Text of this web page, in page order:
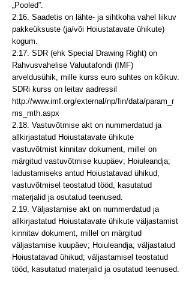
„Pooled”.
2.16. Saadetis on lähte- ja sihtkoha vahel liikuv
pakkeüksuste (ja/või Hoiustatavate ühikute)
kogum.
2.17. SDR (ehk Special Drawing Right) on
Rahvusvahelise Valuutafondi (IMF)
arveldusühik, mille kurss euro suhtes on kõikuv.
SDRi kurss on leitav aadressil
http://www.imf.org/external/np/fin/data/param_r
ms_mth.aspx
2.18. Vastuvõtmise akt on nummerdatud ja
allkirjastatud Hoiustatavate ühikute
vastuvõtmist kinnitav dokument, millel on
märgitud vastuvõtmise kuupäev; Hoiuleandja;
ladustamiseks antud Hoiustatavad ühikud;
vastuvõtmisel teostatud tööd, kasutatud
materjalid ja osutatud teenused.
2.19. Väljastamise akt on nummerdatud ja
allkirjastatud Hoiustatavate ühikute väljastamist
kinnitav dokument, millel on märgitud
väljastamise kuupäev; Hoiuleandja; väljastatud
Hoiustatavad ühikud; väljastamisel teostatud
tööd, kasutatud materjalid ja osutatud teenused.